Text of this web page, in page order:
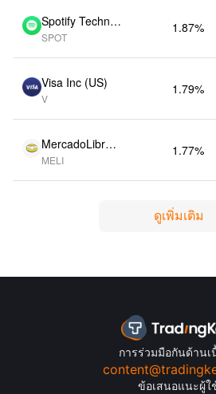
Spotify Technol
ogy SA (US)
SPOT
1.87%
Visa Inc (US)
V
1.79%
MercadoLibre I
nc (US)
MELI
1.77%
ดูเพิ่มเติม
การร่วมมือกันด้านเ
ข้อเสนอแนะผู้ใ